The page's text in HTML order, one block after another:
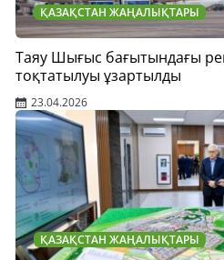
ҚАЗАҚСТАН ЖАҢАЛЫҚТАРЫ
Таяу Шығыс бағытындағы
тоқтатылуы ұзартылды
23.04.2026
ҚАЗАҚСТАН ЖАҢАЛЫҚТАРЫ